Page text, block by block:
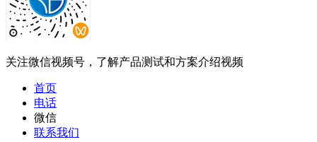
关注微信视频号，了解产品测试和方案介绍视频
首页
电话
微信
联系我们